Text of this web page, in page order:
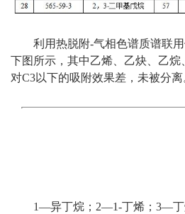
利用热脱附-气相色谱质谱联
下图所示，其中乙烯、乙炔、乙
对C3以下的吸附效果差，未被分离
1—异丁烷；2—1-丁烯；3—